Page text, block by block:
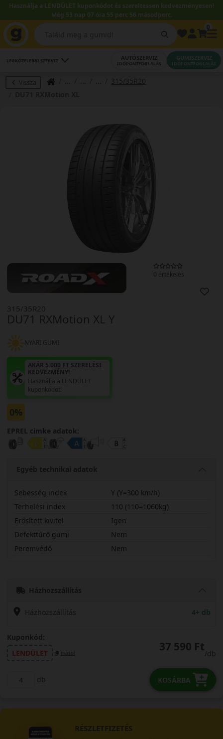
Használja a LENDÜLET kuponkódot és szereltessen kedvezményesen!
Még 53 nap 07 óra 55 perc 55 másodperc.
LEGKÖZELEBBI SZERVIZ AUTÓSZERVIZ
IDŐPONTFOGLALÁS
GUMISZERVIZ
IDŐPONTFOGLALÁS
Vissza
315/35R20
0 értékelés
DU71 RXMotion XL Y
315/35R20
NYÁRI GUMI
AKÁR 5.000 FT SZERELÉSI
KEDVEZMÉNY!
Használja a LENDÜLET
kuponkódot!
0%
EPREL cimke adatok:
Egyéb technikai adatok
Sebesség index
Y (Y=300 km/h)
Terhelési index
110 (110=1060kg)
Erősített kivitel
Igen
Defekttűrő gumi
Nem
Peremvédő
Nem
Házhozszállítás
Házhozszállítás 4+ db
Kuponkód:
LENDÜLET
másol 37 590 Ft
/db
db KOSÁRBA
RÉSZLETFIZETÉS